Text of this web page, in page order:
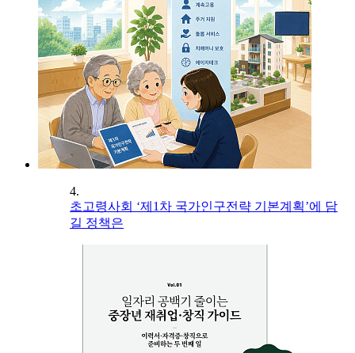
4.
초고령사회 ‘제1차 국가인구전략 기본계획’에 담
길 정책은